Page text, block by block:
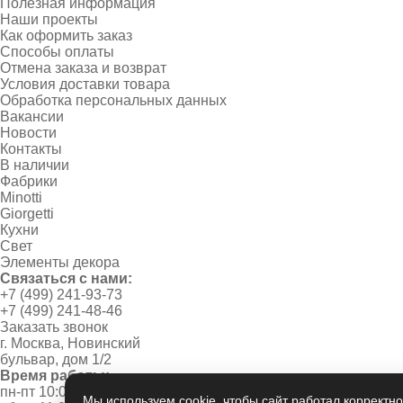
Полезная информация
Наши проекты
Как оформить заказ
Способы оплаты
Отмена заказа и возврат
Условия доставки товара
Обработка персональных данных
Вакансии
Новости
Контакты
В наличии
Фабрики
Minotti
Giorgetti
Кухни
Свет
Элементы декора
Связаться с нами:
+7 (499) 241-93-73
+7 (499) 241-48-46
Заказать звонок
г. Москва, Новинский
бульвар, дом 1/2
Время работы:
пн-пт 10:00 - 20:00